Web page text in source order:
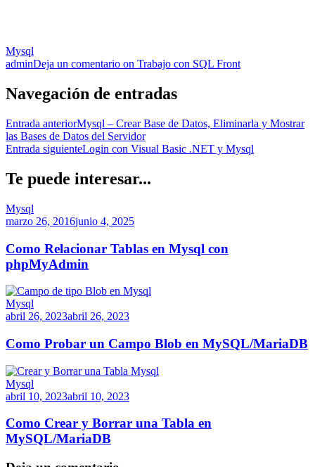
Mysql
adminDeja un comentario on Trabajo con SQL Front
Navegación de entradas
Entrada anteriorMysql – Crear Base de Datos, Eliminarla y Mostrar
las Bases de Datos del Servidor
Entrada siguienteLogin con Visual Basic .NET y Mysql
Te puede interesar...
Mysql
marzo 26, 2016junio 4, 2025
Como Relacionar Tablas en Mysql con
phpMyAdmin
Mysql
abril 26, 2023abril 26, 2023
Como Probar un Campo Blob en MySQL/MariaDB
Mysql
abril 10, 2023abril 10, 2023
Como Crear y Borrar una Tabla en
MySQL/MariaDB